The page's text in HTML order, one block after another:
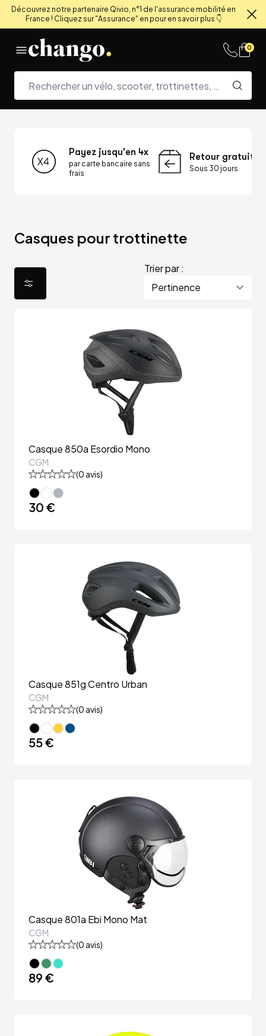
Découvrez notre partenaire Qivio, n°1 de l'assurance mobilité en
France ! Cliquez sur "Assurance" en pour en savoir plus 👇
0
Payez jusqu'en 4x
par carte bancaire sans
frais
Retour gratuit
Sous 30 jours
Casques pour trottinette
Trier par :
Casque 850a Esordio Mono
CGM
(0 avis)
30 €
Casque 851g Centro Urban
CGM
(0 avis)
55 €
Casque 801a Ebi Mono Mat
CGM
(0 avis)
89 €